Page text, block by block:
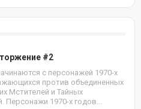
#2
с персонажей 1970-х
против объединенных
Мстителей и Тайных
Персонажи 1970-х годов...